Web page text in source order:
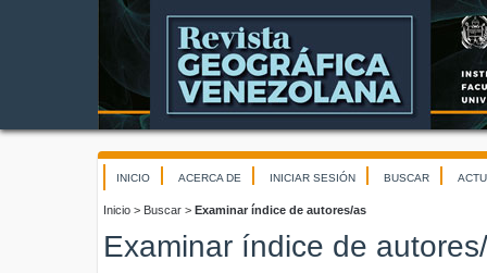
INICIO ACERCA DE INICIAR SESIÓN BUSCAR
Inicio > Buscar > Examinar índice de autores/as
Examinar índice de